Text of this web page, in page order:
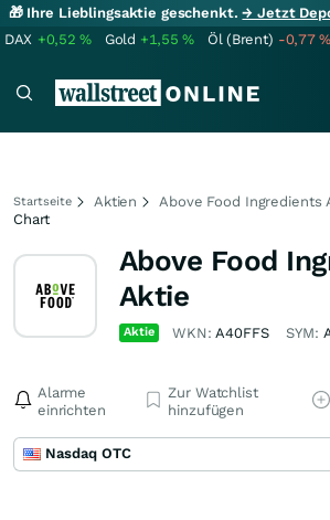
🎁 Ihre Lieblingsaktie geschenkt.→ Jetzt
DAX +0,52% Gold +1,55% Öl (Brent) -0,77%
Startseite Aktien
Above Food Ingredients
Chart
Above Food
Aktie
Aktie WKN:A40FFS SYM:
Alarme
einrichten
Zur Watchlist
hinzufügen
Nasdaq OTC